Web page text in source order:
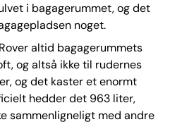
i bagagerummet, og det
noget.
altid bagagerummets
og altså ikke til rudernes
og det kaster et enormt
hedder det 963 liter,
sammenligneligt med andre